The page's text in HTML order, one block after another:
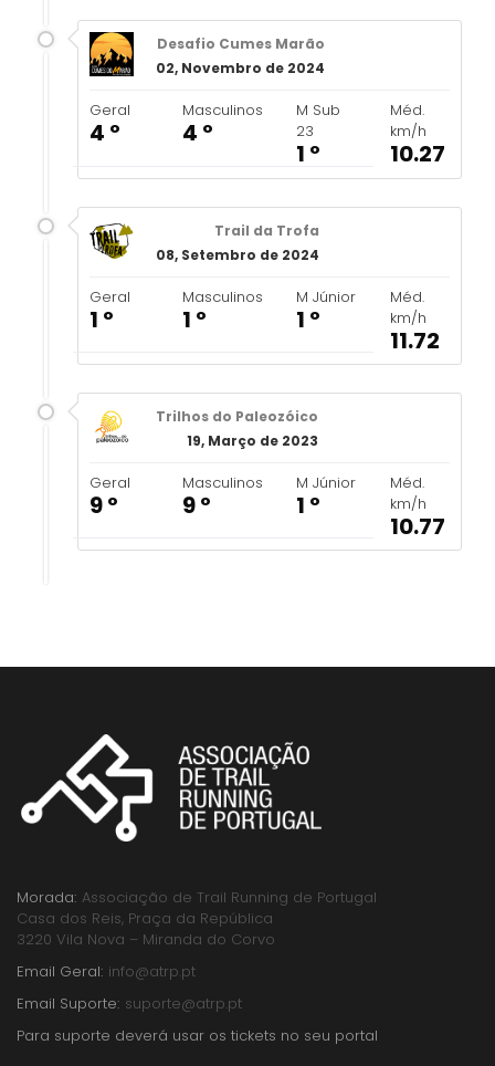
Desafio Cumes Marão
02, Novembro de 2024
Geral
4 º
Masculinos
4 º
M Sub
23
1 º
Méd.
km/h
10.27
Trail da Trofa
08, Setembro de 2024
Geral
1 º
Masculinos
1 º
M Júnior
1 º
Méd.
km/h
11.72
Trilhos do Paleozóico
19, Março de 2023
Geral
9 º
Masculinos
9 º
M Júnior
1 º
Méd.
km/h
10.77
Morada: Associação de Trail Running de Portugal
Casa dos Reis, Praça da República
3220 Vila Nova – Miranda do Corvo
Email Geral: info@atrp.pt
Email Suporte: suporte@atrp.pt
Para suporte deverá usar os tickets no seu portal